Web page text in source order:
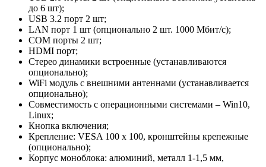
до 6 шт);
USB 3.2 порт 2 шт;
LAN порт 1 шт (опционально 2 шт. 1000 Мбит/с);
COM порты 2 шт;
HDMI порт;
Стерео динамики встроенные (устанавливаются
опционально);
WiFi модуль с внешними антеннами (устанавливается
опционально);
Совместимость с операционными системами – Win10,
Linux;
Кнопка включения;
Крепление: VESA 100 x 100, кронштейны крепежные
(опционально);
Корпус моноблока: алюминий, металл 1-1,5 мм,